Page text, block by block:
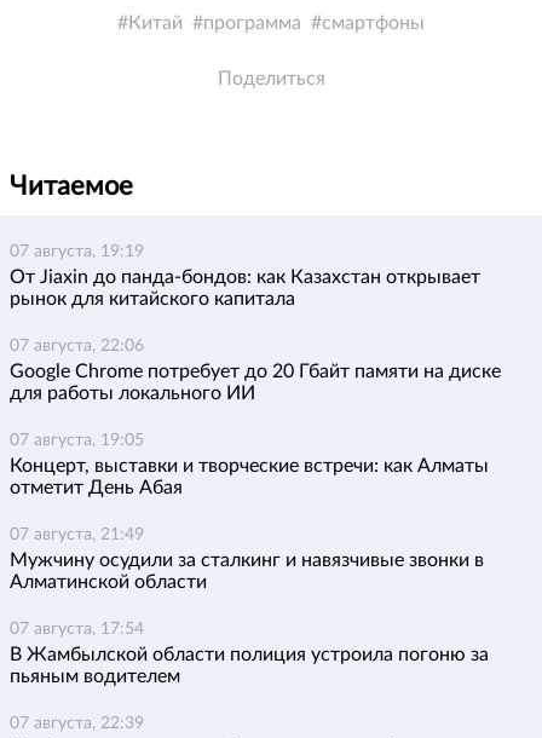
Китай программа смартфоны
Поделиться
Читаемое
07 августа, 19:19
От Jiaxin до панда-бондов: как Казахстан открывает
рынок для китайского капитала
07 августа, 22:06
Google Chrome потребует до 20 Гбайт памяти на диске
для работы локального ИИ
07 августа, 19:05
Концерт, выставки и творческие встречи: как Алматы
отметит День Абая
07 августа, 21:49
Мужчину осудили за сталкинг и навязчивые звонки в
Алматинской области
07 августа, 17:54
В Жамбылской области полиция устроила погоню за
пьяным водителем
07 августа, 22:39